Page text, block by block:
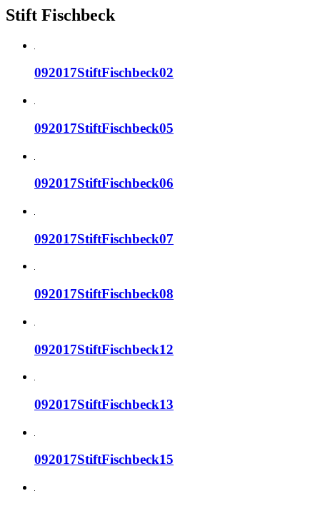
Stift Fischbeck
092017StiftFischbeck02
092017StiftFischbeck05
092017StiftFischbeck06
092017StiftFischbeck07
092017StiftFischbeck08
092017StiftFischbeck12
092017StiftFischbeck13
092017StiftFischbeck15